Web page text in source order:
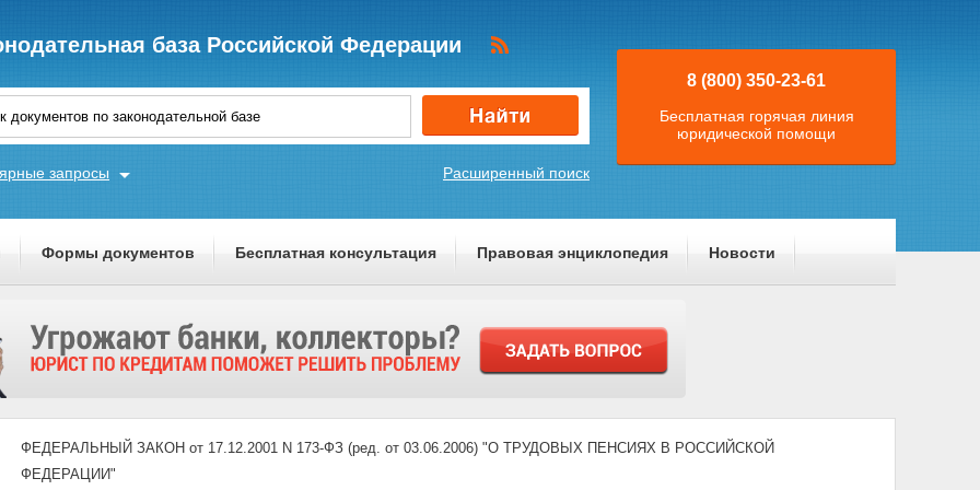
база Российской Федерации
Расширенный поиск
запросы
8 (800) 350-23-61
Бесплатная горячая линия
юридической помощи
Формы документов Бесплатная консультация Правовая энциклопедия Новости
ФЕДЕРАЛЬНЫЙ ЗАКОН от 17.12.2001 N 173-ФЗ (ред. от 03.06.2006) "О ТРУДОВЫХ ПЕНСИЯХ В РОССИЙСКОЙ
ФЕДЕРАЦИИ"